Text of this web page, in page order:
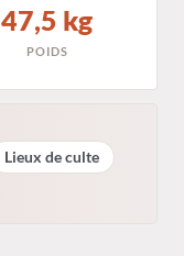
47,5 kg
POIDS
Lieux de culte